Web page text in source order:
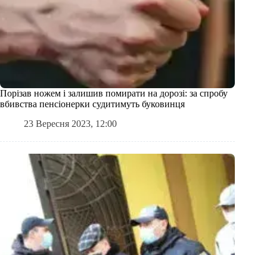
Порізав ножем і залишив помирати на дорозі: за спробу
вбивства пенсіонерки судитимуть буковинця
23 Вересня 2023, 12:00